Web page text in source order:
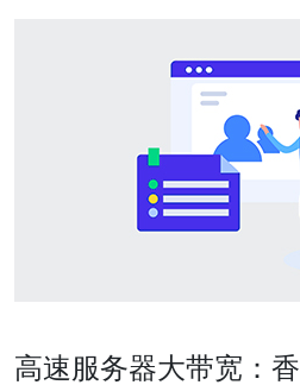
高速服务器大带宽：